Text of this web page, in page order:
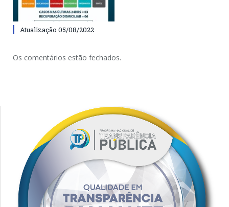
Atualização 05/08/2022
Os comentários estão fechados.